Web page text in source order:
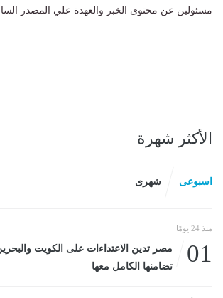
مسئولين عن محتوى الخبر والعهدة علي المصدر
الأكثر شهرة
اسبوعى شهرى
منذ 24 يومًا
01
مصر تدين الاعتداءات على الكويت
تضامنها الكامل معها